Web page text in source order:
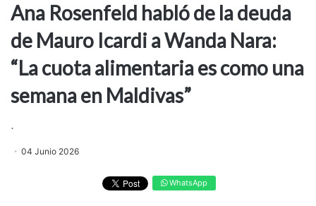
Ana Rosenfeld habló de la deuda
de Mauro Icardi a Wanda Nara:
“La cuota alimentaria es como una
semana en Maldivas”
.
04 Junio 2026
WhatsApp